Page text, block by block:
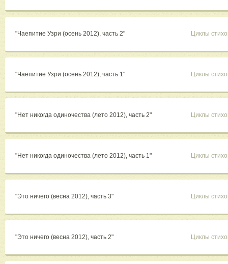
"Чаепитие Узри (осень 2012), часть 2" Циклы
"Чаепитие Узри (осень 2012), часть 1" Циклы
"Нет никогда одиночества (лето 2012), часть 2" Циклы
"Нет никогда одиночества (лето 2012), часть 1" Циклы
"Это ничего (весна 2012), часть 3" Циклы
"Это ничего (весна 2012), часть 2" Циклы